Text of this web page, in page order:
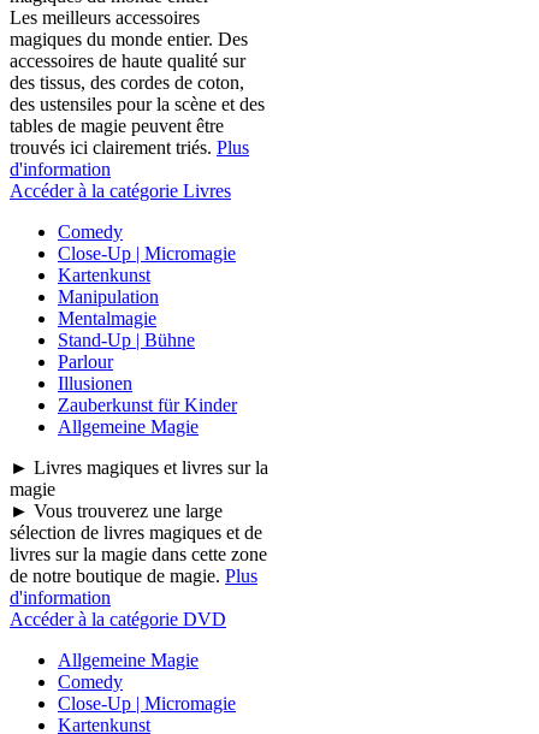
Les meilleurs accessoires
magiques du monde entier. Des
accessoires de haute qualité sur
des tissus, des cordes de coton,
des ustensiles pour la scène et des
tables de magie peuvent être
trouvés ici clairement triés. Plus
d'information
Accéder à la catégorie Livres
Comedy
Close-Up | Micromagie
Kartenkunst
Manipulation
Mentalmagie
Stand-Up | Bühne
Parlour
Illusionen
Zauberkunst für Kinder
Allgemeine Magie
► Livres magiques et livres sur la
magie
► Vous trouverez une large
sélection de livres magiques et de
livres sur la magie dans cette zone
de notre boutique de magie. Plus
d'information
Accéder à la catégorie DVD
Allgemeine Magie
Comedy
Close-Up | Micromagie
Kartenkunst